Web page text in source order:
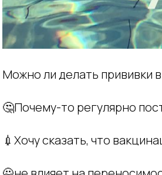
Можно ли делать прививки
🤔Почему-то регулярно
💉Хочу сказать, что